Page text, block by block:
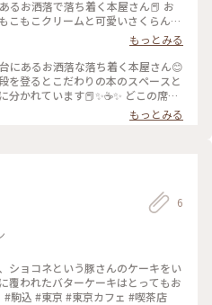
こもこクリームと可愛いさくらんぼ
ました🍮🍒 しっかり固めのぷりん
ームはなんとレモンで酸味がある爽
リームとは想像していなかったの
出合いました😲♡丁寧に入れたイト
て美味しかったです☕️ 本と珈琲
合わせ😊 お洒落な本屋さんで本を
はなんだか特別感がありました😊 #
ーとぷりん #好きすぎる組み合わ
もっとみる
にあるお洒落な落ち着く本屋さん😊
を登るとこだわりの本のスペースと
分かれています📕✨☕️✨ どこの席に
内は静かに過ごすことを大切にして
ています🙊！ 本に囲まれながら食
ごすことができました(∩´∀
ルなクリームソーダもインスタ映え
私のお目当てぷりんも大人気🍮！！
#本屋 #本屋さん #カフェ併設 #カフ
#静かで #お洒落 #雰囲気が良い #
囲まれながら #至福の時間 #ゆった
橋 #ほっとひと息
もっとみる
6
ショコネという豚さんのケーキをい
覆われたバターケーキはとってもお
#駒込 #東京 #東京カフェ #喫茶店